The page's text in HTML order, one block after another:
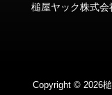
槌屋ヤック株式会
Copyright © 2026